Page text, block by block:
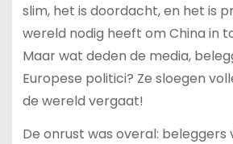
slim, het is doordacht, en het is
wereld nodig heeft om China in
Maar wat deden de media,
Europese politici? Ze sloegen
de wereld vergaat!
De onrust was overal: